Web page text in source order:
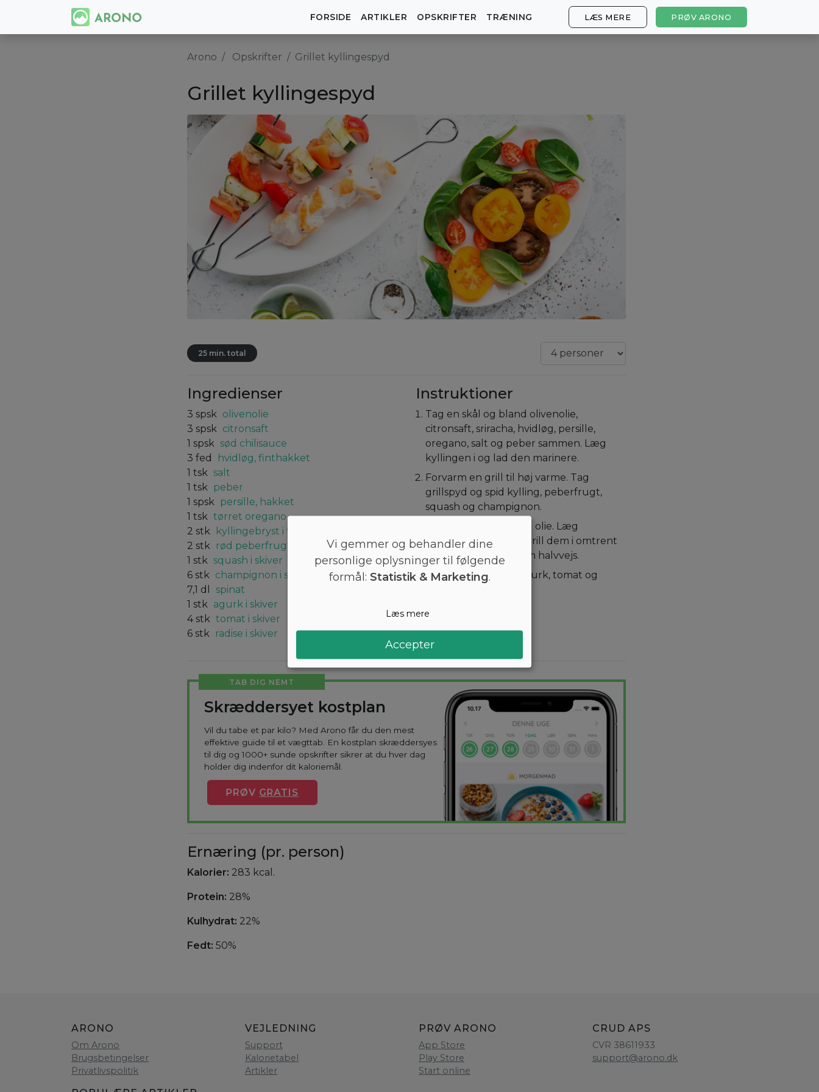
FORSIDE ARTIKLER OPSKRIFTER TRÆNING LÆS MERE PRØV ARONO
Arono Opskrifter Grillet kyllingespyd
Grillet kyllingespyd
25 min. total
Ingredienser
3 spsk olivenolie
3 spsk citronsaft
1 spsk sød chilisauce
3 fed
hvidløg, finthakket
1 tsk salt
1 tsk peber
1 spsk persille, hakket
1 tsk tørret oregano
2 stk
kyllingebryst i tern
2 stk
rød peberfrugt, skåret
1 stk squash i skiver
6 stk champignon i skiver
7,1 dl
spinat
1 stk agurk i skiver
4 stk tomat i skiver
6 stk radise i skiver
Instruktioner
Tag en skål og bland olivenolie,
citronsaft, sriracha, hvidløg, persille,
oregano, salt og peber sammen. Læg
kyllingen i og lad den marinere.
Forvarm en grill til høj varme. Tag
grillspyd og spid kylling, peberfrugt,
squash og champignon.
Pensel grillristen med olie. Læg
grillspydende på og grill dem i omtrent
15 minutter, vend dem halvvejs.
Server med spinat, agurk, tomat og
TAB DIG NEMT
Skræddersyet kostplan
Vil du tabe et par kilo? Med Arono får du den mest
effektive guide til et vægttab. En kostplan skræddersyes
til dig og 1000+ sunde opskrifter sikrer at du hver dag
holder dig indenfor dit kaloriemål.
PRØV GRATIS
Ernæring (pr. person)
Kalorier: 283 kcal.
Protein: 28%
Kulhydrat: 22%
Fedt: 50%
ARONO
Om Arono
Brugsbetingelser
Privatlivspolitik
VEJLEDNING
Support
Kalorietabel
Artikler
PRØV ARONO
App Store
Play Store
Start online
CRUD APS
CVR 38611933
support@arono.dk
Vi gemmer og behandler dine
personlige oplysninger til følgende
formål: Statistik & Marketing.
Læs mere
Accepter